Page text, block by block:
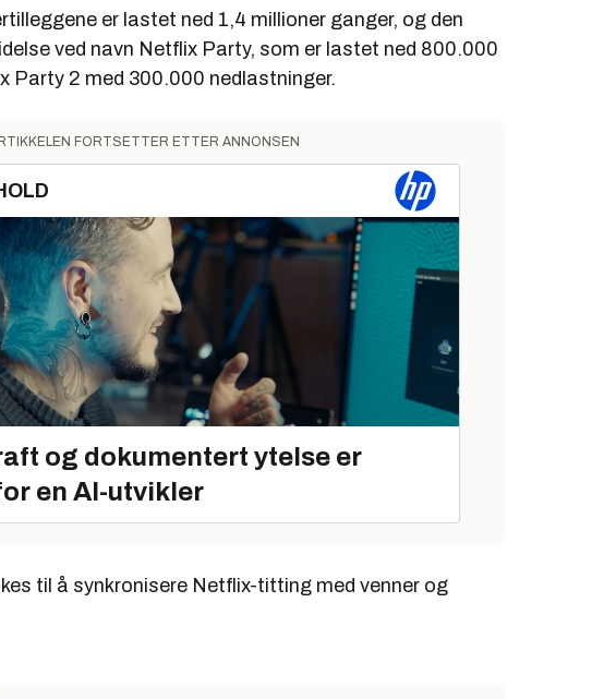
er lastet ned 1,4 millioner ganger, og den
ved navn Netflix Party, som er lastet ned 800.000
Party 2 med 300.000 nedlastninger.
FORTSETTER ETTER ANNONSEN
og dokumentert ytelse er
en AI-utvikler
til å synkronisere Netflix-titting med venner og